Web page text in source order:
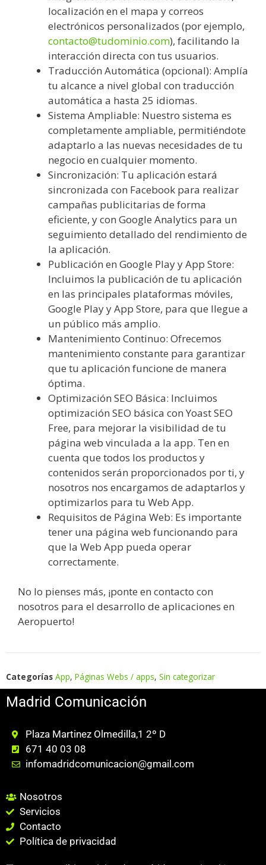
localización en el mapa y correos
electrónicos personalizados (por ejemplo,
contacto@tudominio.com), facilitando la
interacción directa con tus usuarios.
Traducción Automática (opcional): Amplía
tu alcance a nivel global con traducción
automática a hasta 25 idiomas.
Sistema Ampliable: Nuestro sistema es
completamente ampliable, permitiéndote
adaptarlo a las nuevas necesidades de tu
negocio en cualquier momento.
Sincronización: Tu aplicación estará
sincronizada con Facebook para realizar
campañas publicitarias de forma
eficiente, y con Google Analytics para un
seguimiento detallado del rendimiento de
la aplicación.
Publicación en Google Play y App Store:
Incluimos la publicación de tu aplicación
en las principales plataformas móviles,
Google Play y App Store, para que llegue a
un público más amplio.
Mantenimiento Continuo: Ofrecemos
mantenimiento constante para garantizar
que tu aplicación funcione de manera
óptima.
Optimización SEO Básica: Incluimos
optimización SEO básica con Yoast SEO
Free, para mejorar la visibilidad de tu
página web vinculada a la app. Ten en
cuenta que todos los productos y
contenidos serán proporcionados por ti, y
nosotros nos encargamos de adaptarlos y
optimizarlos para tu Web App.
Requisitos de Página Web: Es importante
tener una página web funcionando para
que la Web App pueda operar
correctamente.
No lo pienses más, ¡ponte en contacto con
nosotros para el desarrollo de aplicaciones en
Aeropuerto!
Categorías App, Páginas Webs / apps, Sin categorizar
Madrid Comunicación
Plaza Martinez Olmedilla,1 2º D
671 40 03 08
infomadridcomunicacion@gmail.com
Nosotros
Servicios
Contacto
Política de privacidad